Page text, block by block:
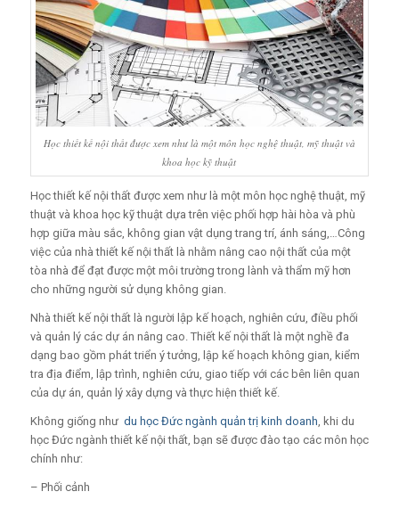
Học thiết kế nội thất được xem như là một môn học nghệ thuật, mỹ thuật và
khoa học kỹ thuật
Học thiết kế nội thất được xem như là một môn học nghệ thuật, mỹ
thuật và khoa học kỹ thuật dựa trên việc phối hợp hài hòa và phù
hợp giữa màu sắc, không gian vật dụng trang trí, ánh sáng,…Công
việc của nhà thiết kế nội thất là nhằm nâng cao nội thất của một
tòa nhà để đạt được một môi trường trong lành và thẩm mỹ hơn
cho những người sử dụng không gian.
Nhà thiết kế nội thất là người lập kế hoạch, nghiên cứu, điều phối
và quản lý các dự án nâng cao. Thiết kế nội thất là một nghề đa
dạng bao gồm phát triển ý tưởng, lập kế hoạch không gian, kiểm
tra địa điểm, lập trình, nghiên cứu, giao tiếp với các bên liên quan
của dự án, quản lý xây dựng và thực hiện thiết kế.
Không giống như du học Đức ngành quản trị kinh doanh, khi du
học Đức ngành thiết kế nội thất, bạn sẽ được đào tạo các môn học
chính như:
– Phối cảnh